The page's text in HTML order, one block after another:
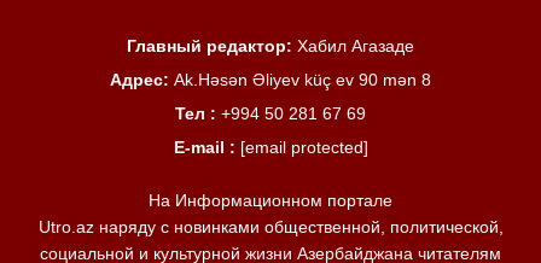
Главный редактор: Хабил Агазаде
Адрес: Ak.Həsən Əliyev küç ev 90 mən 8
Тел : +994 50 281 67 69
E-mail : [email protected]
На Информационном портале
Utro.az наряду с новинками общественной, политической,
социальной и культурной жизни Азербайджана читателям